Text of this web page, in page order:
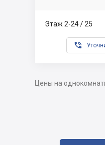
Этаж 2-24 / 25

Цены на